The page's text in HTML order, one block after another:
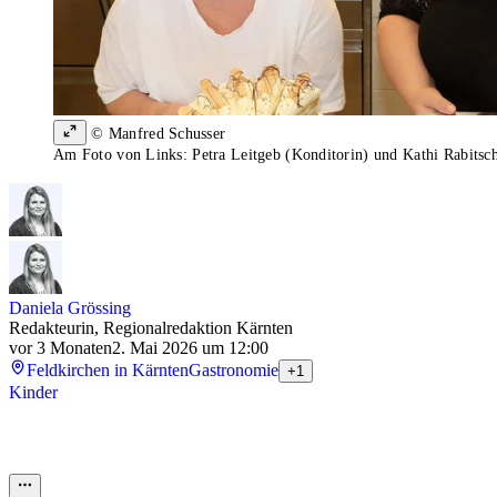
© Manfred Schusser
Am Foto von Links: Petra Leitgeb (Konditorin) und Kathi
Daniela Grössing
Redakteurin, Regionalredaktion Kärnten
vor 3 Monaten2. Mai 2026 um 12:00
Feldkirchen in KärntenGastronomie +1
Kinder